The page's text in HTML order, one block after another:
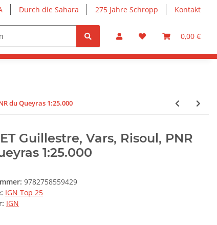
Durch die Sahara 275 Jahre Schropp Kontakt
0,00 €
du Queyras 1:25.000
Guillestre, Vars, Risoul, PNR
1:25.000
9782758559429
IGN Top 25
IGN